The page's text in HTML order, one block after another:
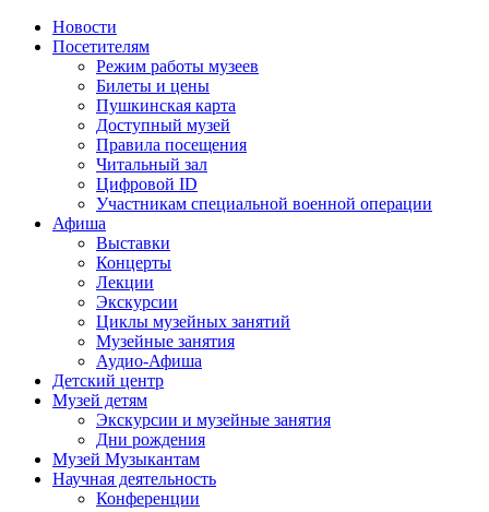
Новости
Посетителям
Режим работы музеев
Билеты и цены
Пушкинская карта
Доступный музей
Правила посещения
Читальный зал
Цифровой ID
Участникам специальной военной операции
Афиша
Выставки
Концерты
Лекции
Экскурсии
Циклы музейных занятий
Музейные занятия
Аудио-Афиша
Детский центр
Музей детям
Экскурсии и музейные занятия
Дни рождения
Музей Музыкантам
Научная деятельность
Конференции